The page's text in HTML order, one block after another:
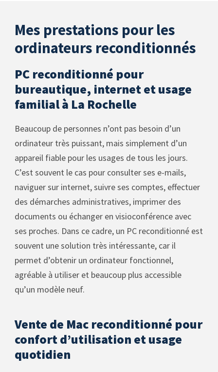
Mes prestations pour les
ordinateurs reconditionnés
PC reconditionné pour
bureautique, internet et usage
familial à La Rochelle
Beaucoup de personnes n’ont pas besoin d’un
ordinateur très puissant, mais simplement d’un
appareil fiable pour les usages de tous les jours.
C’est souvent le cas pour consulter ses e-mails,
naviguer sur internet, suivre ses comptes, effectuer
des démarches administratives, imprimer des
documents ou échanger en visioconférence avec
ses proches. Dans ce cadre, un PC reconditionné est
souvent une solution très intéressante, car il
permet d’obtenir un ordinateur fonctionnel,
agréable à utiliser et beaucoup plus accessible
qu’un modèle neuf.
Vente de Mac reconditionné pour
confort d’utilisation et usage
quotidien